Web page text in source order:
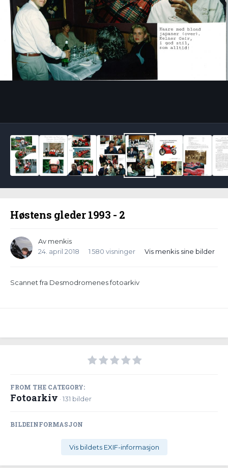
Høstens gleder 1993 - 2
Av menkis
24. april 2018
1 580 visninger Vis menkis sine bilder
Scannet fra Desmodromenes fotoarkiv
FROM THE CATEGORY:
Fotoarkiv · 131 bilder
BILDEINFORMASJON
Vis bildets EXIF-informasjon